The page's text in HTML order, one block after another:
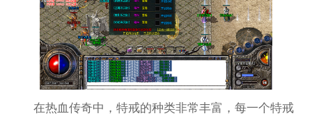
在热血传奇中，特戒的种类非常丰富，每一个特戒